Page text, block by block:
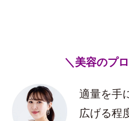
＼美容のプ
適量を手
広げる程